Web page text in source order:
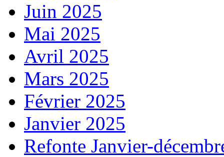
Juin 2025
Mai 2025
Avril 2025
Mars 2025
Février 2025
Janvier 2025
Refonte Janvier-